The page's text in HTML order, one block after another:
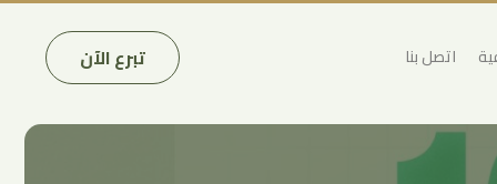
اتصل بنا تبرع الآن